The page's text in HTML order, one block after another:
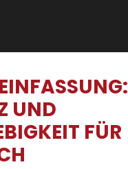
UND
FÜR